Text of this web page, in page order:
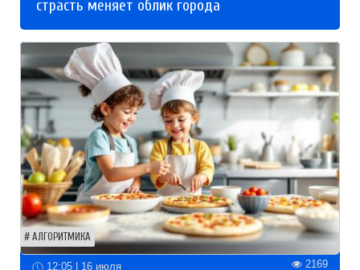
страсть меняет облик города
АЛГОРИТМИКА
12:05 | 16 июля 2169